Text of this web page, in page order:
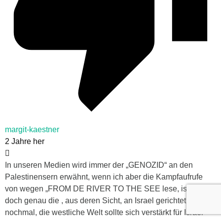
margit-kaestner
2 Jahre her
In unseren Medien wird immer der „GENOZID“ an den
Palestinensern erwähnt, wenn ich aber die Kampfaufrufe
von wegen „FROM DE RIVER TO THE SEE lese, ist damit
doch genau die , aus deren Sicht, an Israel gerichtet. Nicht
nochmal, die westliche Welt sollte sich verstärkt für Israel